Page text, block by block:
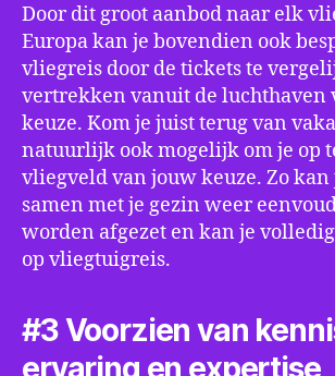
Door dit groot aanbod naar elk
Europa kan je bovendien ook
vliegreis door de tickets te
vertrekken vanuit de luchthaven
keuze. Kom je juist terug van
natuurlijk ook mogelijk om je op
vliegveld van jouw keuze. Zo kan
samen met je gezin weer
worden afgezet en kan je
op vliegtuigreis.
#3 Voorzien van
ervaring en expertise